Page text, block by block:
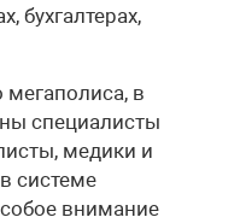
бухгалтерах,
в
специалисты
медики и
системе
внимание